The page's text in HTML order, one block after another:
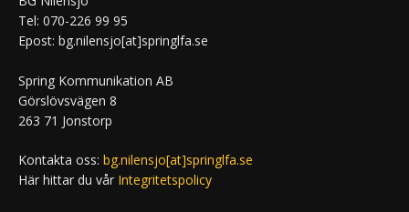
Tel: 070-226 99 95
Epost: bg.nilensjo[at]springlfa.se
Spring Kommunikation AB
Görslövsvägen 8
263 71 Jonstorp
Kontakta oss: bg.nilensjo[at]springlfa.se
Här hittar du vår Integritetspolicy